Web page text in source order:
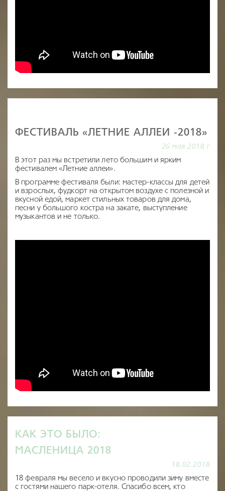
ФЕСТИВАЛЬ «ЛЕТНИЕ АЛЛЕИ -2018»
26 мая 2018 г
В этот раз мы встретили лето большим и ярким
фестивалем «Летние аллеи».
В программе фестиваля были: мастер-классы для детей
и взрослых, фудкорт на открытом воздухе с полезной и
вкусной едой, маркет стильных товаров для дома,
песни у большого костра на закате, выступление
музыкантов и не только.
КАК ЭТО БЫЛО:
МАСЛЕНИЦА 2018
18.02.2018
18 февраля мы весело и вкусно проводили зиму вместе
с гостями нашего парк-отеля. Спасибо всем, кто